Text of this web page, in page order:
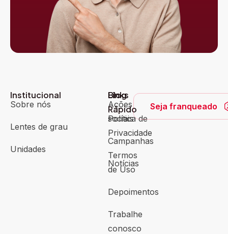
Institucional
Sobre nós
Lentes de grau
Unidades
Blog
Ações
sociais
Campanhas
Notícias
Links
Rápido
Política de
Privacidade
Termos
de Uso
Depoimentos
Trabalhe
conosco
Seja franqueado